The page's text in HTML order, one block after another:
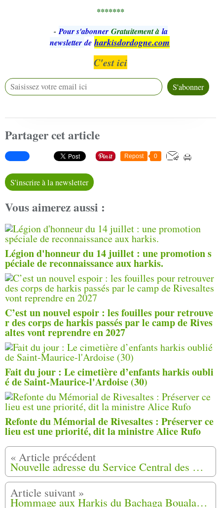
*******
- Pour s'abonner Gratuitement à la
newsletter de harkisdordogne.com
C'est ici
Partager cet article
Repost 0
S'inscrire à la newsletter
Vous aimerez aussi :
Légion d'honneur du 14 juillet : une promotion s
péciale de reconnaissance aux harkis.
C’est un nouvel espoir : les fouilles pour retrouve
r des corps de harkis passés par le camp de Rives
altes vont reprendre en 2027
Fait du jour : Le cimetière d’enfants harkis oubli
é de Saint-Maurice-l'Ardoise (30)
Refonte du Mémorial de Rivesaltes : Préserver ce
lieu est une priorité, dit la ministre Alice Rufo
Nouvelle adresse du Service Central des Rapatriés à Agen (47).
Hommage aux Harkis du Bachaga Boualam et leurs Familles le samedi 30 Novembre 2019 (2)